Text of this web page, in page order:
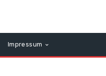
Impressum